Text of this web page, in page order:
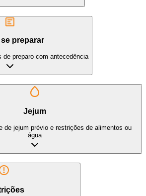
preparar
de preparo com antecedência
Jejum
de jejum prévio e restrições de alimentos ou
água